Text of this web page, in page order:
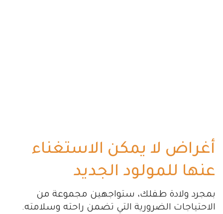
أغراض لا يمكن الاستغناء
عنها للمولود الجديد
بمجرد ولادة طفلك، ستواجهين مجموعة من
الاحتياجات الضرورية التي تضمن راحته وسلامته.